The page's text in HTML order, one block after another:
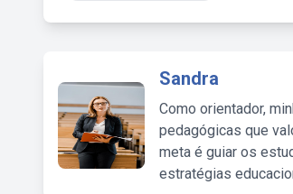
Sandra
Como orientador,
pedagógicas que
meta é guiar os
estratégias